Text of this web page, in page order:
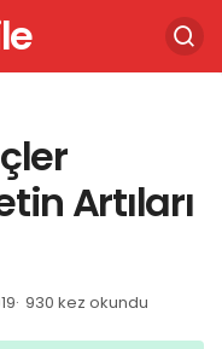
Artıları
930 kez okundu